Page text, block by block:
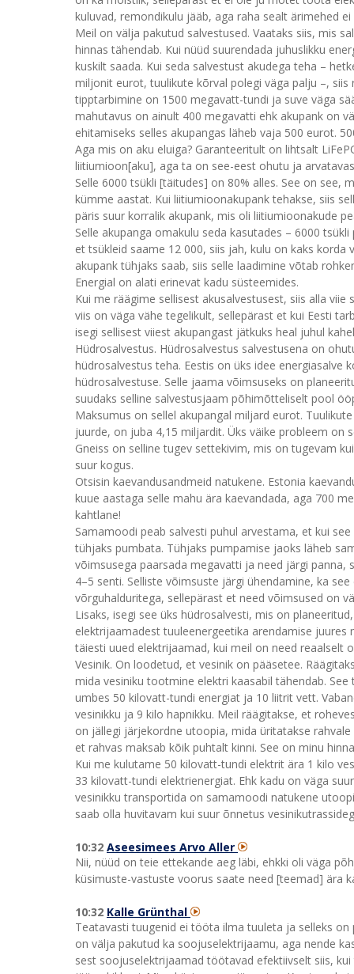
kuluvad, remondikulu jääb, aga raha sealt ärimehed ei
Meil on välja pakutud salvestused. Vaataks siis, mis
hinnas tähendab. Kui nüüd suurendada juhuslikku
kuskilt saada. Kui seda salvestust akudega teha –
miljonit eurot, tuulikute kõrval polegi väga palju –,
tipptarbimine on 1500 megavatt-tundi ja suve väga
mahutavus on ainult 400 megavatti ehk akupank on
ehitamiseks selles akupangas läheb vaja 500 eurot.
Aga mis on aku eluiga? Garanteeritult on lihtsalt
liitiumioon[aku], aga ta on see-eest ohutu ja
Selle 6000 tsükli [täitudes] on 80% alles. See on see,
kümme aastat. Kui liitiumioonakupank tehakse, siis
päris suur korralik akupank, mis oli liitiumioonakude
Selle akupanga omakulu seda kasutades – 6000
et tsükleid saame 12 000, siis jah, kulu on kaks korda
akupank tühjaks saab, siis selle laadimine võtab
Energial on alati erinevat kadu süsteemides.
Kui me räägime sellisest akusalvestusest, siis alla
viis on väga vähe tegelikult, sellepärast et kui Eesti
isegi sellisest viiest akupangast jätkuks heal juhul
Hüdrosalvestus. Hüdrosalvestus salvestusena on
hüdrosalvestus teha. Eestis on üks idee energiasalve
hüdrosalvestuse. Selle jaama võimsuseks on
suudaks selline salvestusjaam põhimõtteliselt pool
Maksumus on sellel akupangal miljard eurot.
juurde, on juba 4,15 miljardit. Üks väike probleem on
Gneiss on selline tugev settekivim, mis on tugevam
suur kogus.
Otsisin kaevandusandmeid natukene. Estonia
kuue aastaga selle mahu ära kaevandada, aga 700
kahtlane!
Samamoodi peab salvesti puhul arvestama, et kui
tühjaks pumbata. Tühjaks pumpamise jaoks läheb
võimsusega paarsada megavatti ja need järgi
4–5 senti. Selliste võimsuste järgi ühendamine, ka
võrguhalduritega, sellepärast et need võimsused on
Lisaks, isegi see üks hüdrosalvesti, mis on
elektrijaamadest tuuleenergeetika arendamise
täiesti uued elektrijaamad, kui meil on need reaalselt
Vesinik. On loodetud, et vesinik on pääsetee.
mida vesiniku tootmine elektri kaasabil tähendab.
umbes 50 kilovatt-tundi energiat ja 10 liitrit vett.
vesinikku ja 9 kilo hapnikku. Meil räägitakse, et
on jällegi järjekordne utoopia, mida üritatakse
et rahvas maksab kõik puhtalt kinni. See on minu
Kui me kulutame 50 kilovatt-tundi elektrit ära 1 kilo
33 kilovatt-tundi elektrienergiat. Ehk kadu on väga
vesinikku transportida on samamoodi natukene
saab olla huvitavam kui suur õnnetus
10:32 Aseesimees Arvo Aller
Nii, nüüd on teie ettekande aeg läbi, ehkki oli väga
küsimuste-vastuste voorus saate need [teemad] ära
10:32 Kalle Grünthal
Teatavasti tuugenid ei tööta ilma tuuleta ja selleks
on välja pakutud ka soojuselektrijaamu, aga nende
sest soojuselektrijaamad töötavad efektiivselt siis,